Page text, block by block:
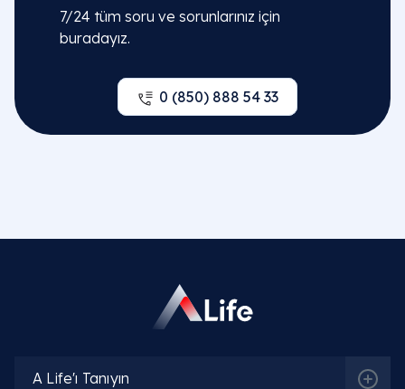
7/24 tüm soru ve sorunlarınız için
buradayız.
0 (850) 888 54 33
A Life'ı Tanıyın